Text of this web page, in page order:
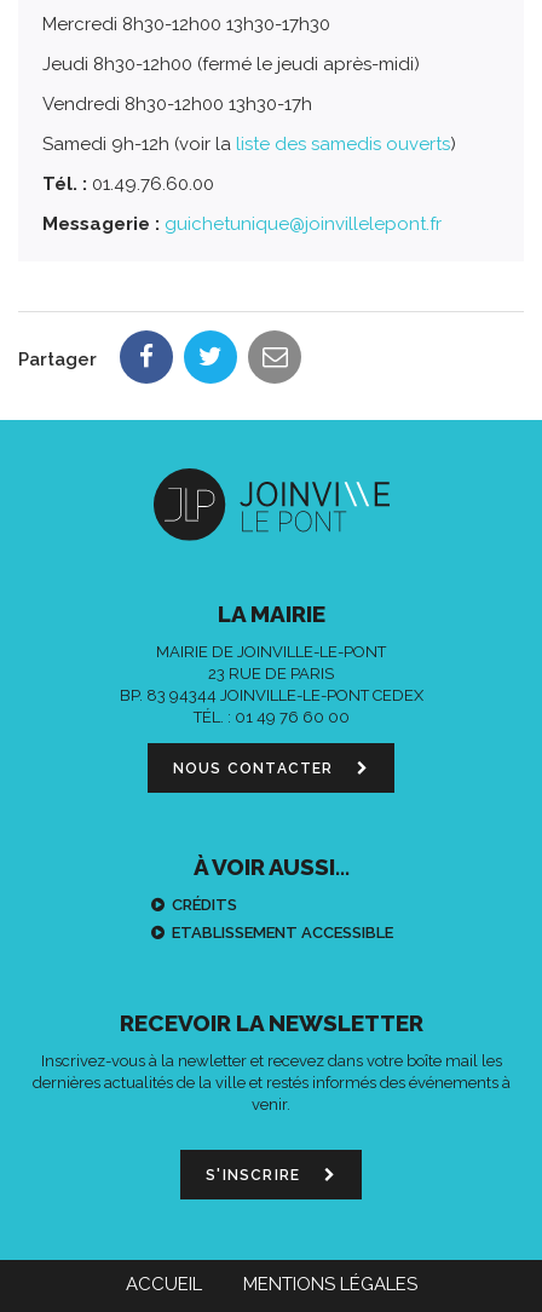
Mercredi 8h30-12h00 13h30-17h30
Jeudi 8h30-12h00 (fermé le jeudi après-midi)
Vendredi 8h30-12h00 13h30-17h
Samedi 9h-12h (voir la liste des samedis ouverts)
Tél. : 01.49.76.60.00
Messagerie : guichetunique@joinvillelepont.fr
Partager
LA MAIRIE
MAIRIE DE JOINVILLE-LE-PONT
23 RUE DE PARIS
BP. 83 94344 JOINVILLE-LE-PONT CEDEX
TÉL. : 01 49 76 60 00
NOUS CONTACTER
À VOIR AUSSI...
CRÉDITS
ETABLISSEMENT ACCESSIBLE
RECEVOIR LA NEWSLETTER
Inscrivez-vous à la newletter et recevez dans votre boîte mail les
dernières actualités de la ville et restés informés des événements à
venir.
S'INSCRIRE
ACCUEIL MENTIONS LÉGALES